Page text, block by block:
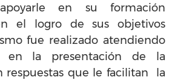
en su formación
el logro de sus objetivos
fue realizado atendiendo
en la presentación de la
respuestas que le facilitan la